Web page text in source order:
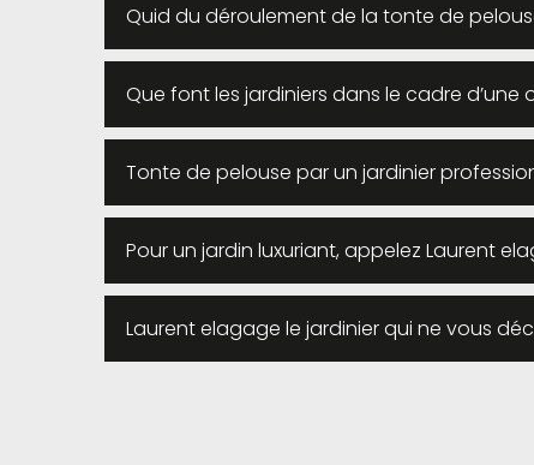
Quid du déroulement de la tonte de
Que font les jardiniers dans le cadre d’une
Tonte de pelouse par un jardinier
Pour un jardin luxuriant, appelez Laurent
Laurent elagage le jardinier qui ne vous